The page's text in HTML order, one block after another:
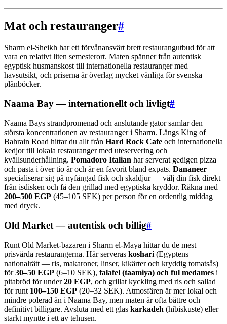
Mat och restauranger#
Sharm el-Sheikh har ett förvånansvärt brett restaurangutbud för att
vara en relativt liten semesterort. Maten spänner från autentisk
egyptisk husmanskost till internationella restauranger med
havsutsikt, och priserna är överlag mycket vänliga för svenska
plånböcker.
Naama Bay — internationellt och livligt#
Naama Bays strandpromenad och anslutande gator samlar den
största koncentrationen av restauranger i Sharm. Längs King of
Bahrain Road hittar du allt från Hard Rock Cafe och internationella
kedjor till lokala restauranger med uteservering och
kvällsunderhållning. Pomadoro Italian har serverat gedigen pizza
och pasta i över tio år och är en favorit bland expats. Dananeer
specialiserar sig på nyfångad fisk och skaldjur — välj din fisk direkt
från isdisken och få den grillad med egyptiska kryddor. Räkna med
200–500 EGP (45–105 SEK) per person för en ordentlig middag
med dryck.
Old Market — autentisk och billig#
Runt Old Market-bazaren i Sharm el-Maya hittar du de mest
prisvärda restaurangerna. Här serveras koshari (Egyptens
nationalrätt — ris, makaroner, linser, kikärter och kryddig tomatsås)
för30–50 EGP (6–10 SEK), falafel (taamiya) och ful medames i
pitabröd för under20 EGP, och grillat kyckling med ris och sallad
för runt 100–150 EGP (20–32 SEK). Atmosfären är mer lokal och
mindre polerad än i Naama Bay, men maten är ofta bättre och
definitivt billigare. Avsluta med ett glas karkadeh (hibiskuste) eller
starkt myntte i ett av tehusen.